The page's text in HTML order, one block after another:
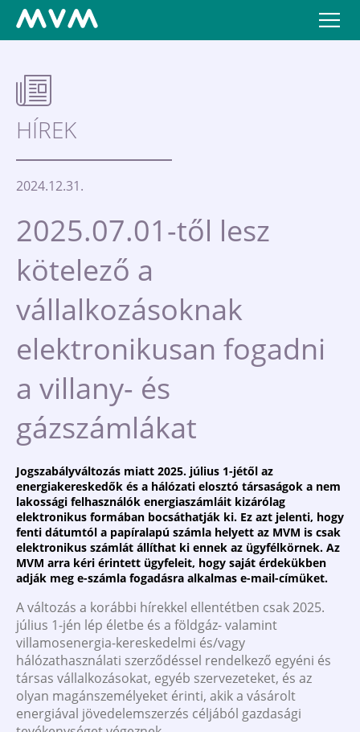
HÍREK
2024.12.31.
2025.07.01-től lesz
kötelező a
vállalkozásoknak
elektronikusan fogadni
a villany- és
gázszámlákat
Jogszabályváltozás miatt 2025. július 1-jétől az
energiakereskedők és a hálózati elosztó társaságok a nem
lakossági felhasználók energiaszámláit kizárólag
elektronikus formában bocsáthatják ki. Ez azt jelenti, hogy
fenti dátumtól a papíralapú számla helyett az MVM is csak
elektronikus számlát állíthat ki ennek az ügyfélkörnek. Az
MVM arra kéri érintett ügyfeleit, hogy saját érdekükben
adják meg e-számla fogadásra alkalmas e-mail-címüket.
A változás a korábbi hírekkel ellentétben csak 2025.
július 1-jén lép életbe és a földgáz- valamint
villamosenergia-kereskedelmi és/vagy
hálózathasználati szerződéssel rendelkező egyéni és
társas vállalkozásokat, egyéb szervezeteket, és az
olyan magánszemélyeket érinti, akik a vásárolt
energiával jövedelemszerzés céljából gazdasági